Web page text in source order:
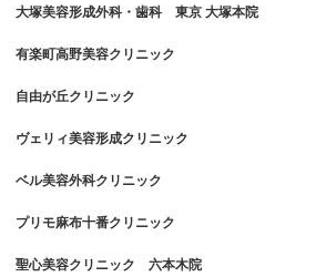
大塚美容形成外科・歯科 東京 大塚本院
有楽町高野美容クリニック
自由が丘クリニック
ヴェリィ美容形成クリニック
ベル美容外科クリニック
プリモ麻布十番クリニック
聖心美容クリニック 六本木院